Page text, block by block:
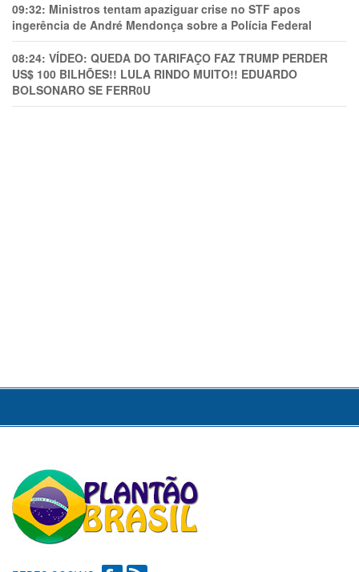
09:32: Ministros tentam apaziguar crise no STF apos
ingerência de André Mendonça sobre a Polícia Federal
08:24: VÍDEO: QUEDA DO TARIFAÇO FAZ TRUMP PERDER
US$ 100 BILHÕES!! LULA RINDO MUITO!! EDUARDO
BOLSONARO SE FERR0U